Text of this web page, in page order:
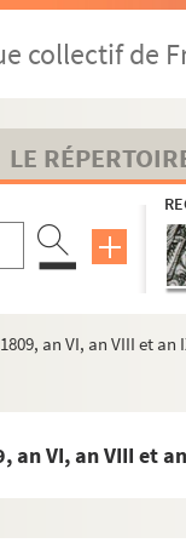
collectif de
LE
an VI, an VIII et an
an VI, an VIII et
français aux Iles
Troyes. Pluviôse an
: lettres à Vauthier
général au
ministre de la guerre
du Roi à la